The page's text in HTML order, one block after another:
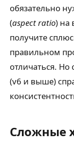
обязательно
(aspect ratio) на
получите
правильном
отличаться.
(v6 и выше)
Сложные